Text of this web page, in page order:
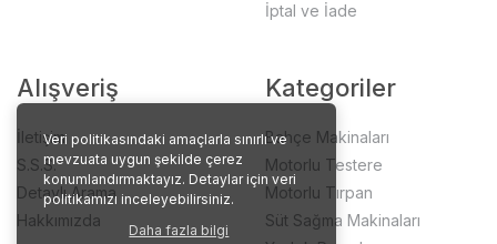
Veri politikasındaki amaçlarla sınırlı ve
mevzuata uygun şekilde çerez
konumlandırmaktayız. Detaylar için veri
politikamızı inceleyebilirsiniz.
Daha fazla bilgi
İptal ve İade
Alışveriş
İletişim
S.S.S.
Detaylı Arama
Hakkımızda
Kategoriler
Bahçe Makinaları
Motorlu Testere
Motorlu Tırpan
Süt Sağma Makinaları